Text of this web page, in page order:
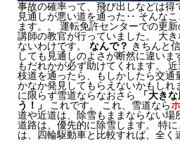
事故の確率って、飛び出しなどは得
見通しが悪い道を通った‥ そんな
ます。。 運転免許センターでの更
講師の教官が行っていました。 大
ないわけです。 なんで？ きちんと
しても見通しのよさが断然に違い
もだれかが必ず助けてくれます。
枝道を通ったら、もしかしたら交通
かなか発見してもらえないかもしれ
に限らず雪道ならなおさら
「大き
う！」
これです。 これ、雪道なら
道や近道は、除雪もままならない場
道路は、優先的に除雪します。 特
は、四輪駆動車と比較すれば、全く